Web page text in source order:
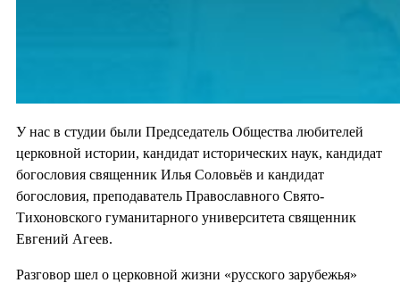
У нас в студии были Председатель Общества любителей
церковной истории, кандидат исторических наук, кандидат
богословия священник Илья Соловьёв и кандидат
богословия, преподаватель Православного Свято-
Тихоновского гуманитарного университета священник
Евгений Агеев.
Разговор шел о церковной жизни «русского зарубежья»